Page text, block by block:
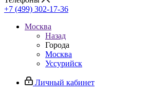
+7 (499) 302-17-36
Москва
Назад
Города
Москва
Уссурийск
Личный кабинет